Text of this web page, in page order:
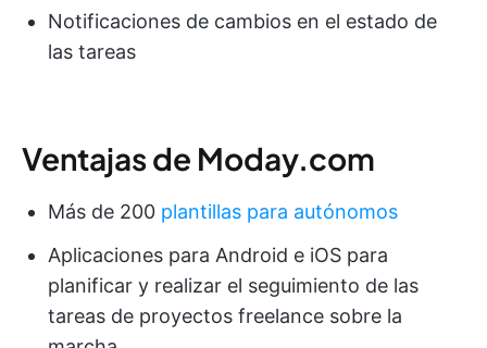
Notificaciones de cambios en el estado de
las tareas
Ventajas de Moday.com
Más de 200 plantillas para autónomos
Aplicaciones para Android e iOS para
planificar y realizar el seguimiento de las
tareas de proyectos freelance sobre la